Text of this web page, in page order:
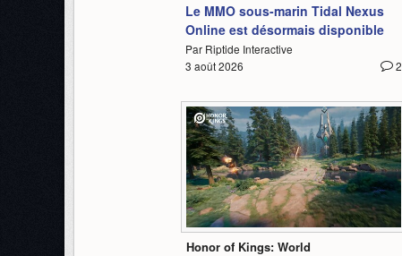
Le MMO sous-marin Tidal Nexus
Online est désormais disponible
Par Riptide Interactive
2
3 août 2026
2:19
Honor of Kings: World